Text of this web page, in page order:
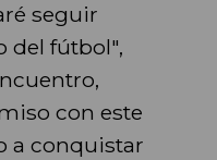
seguir
del fútbol",
con este
a conquistar